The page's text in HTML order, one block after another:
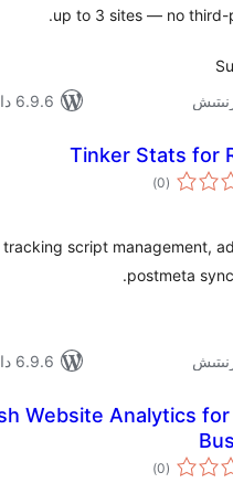
up to 3 sites — no third-
6.9.6 دا سىنالغان
Tinker Stats for
(0 ئومۇمىي
دەرىجە
)
script management,
postmeta
6.9.6 دا سىنالغان
Website Analytics for
(0 ئومۇمىي
دەرىجە
)